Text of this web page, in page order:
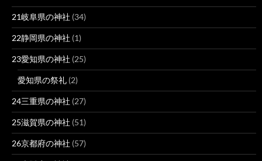
21岐阜県の神社 (34)
22静岡県の神社 (1)
23愛知県の神社 (25)
愛知県の祭礼 (2)
24三重県の神社 (27)
25滋賀県の神社 (51)
26京都府の神社 (57)